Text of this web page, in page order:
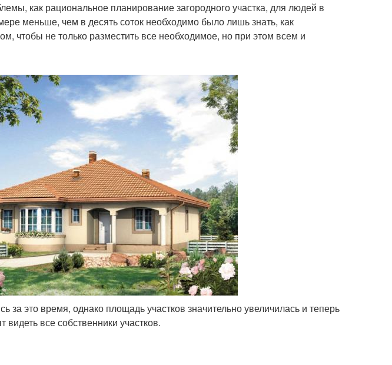
как рациональное планирование загородного участка, для людей в
меньше, чем в десять соток необходимо было лишь знать, как
чтобы не только разместить все необходимое, но при этом всем и
за это время, однако площадь участков значительно увеличилась и теперь
видеть все собственники участков.